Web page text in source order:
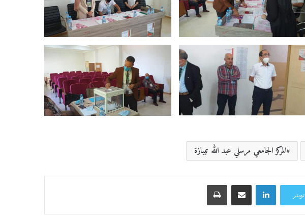
المركز الجامعي مرسلي عبد الله تيبازة
تويتر
لينكدإن مشاركة عبر البريد طباعة